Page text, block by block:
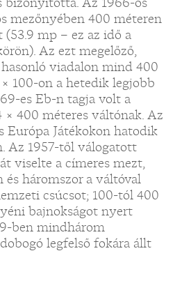
mezőnyében 400 méteren
mp – ez az idő a
Az ezt megelőző,
viadalon mind 400
100-on a hetedik legjobb
es Eb-n tagja volt a
400 méteres váltónak. Az
Európa Játékokon hatodik
Az 1957-től válogatott
viselte a címeres mezt,
és háromszor a váltóval
csúcsot; 100-tól 400
bajnokságot nyert
ben mindhárom
legfelső fokára állt